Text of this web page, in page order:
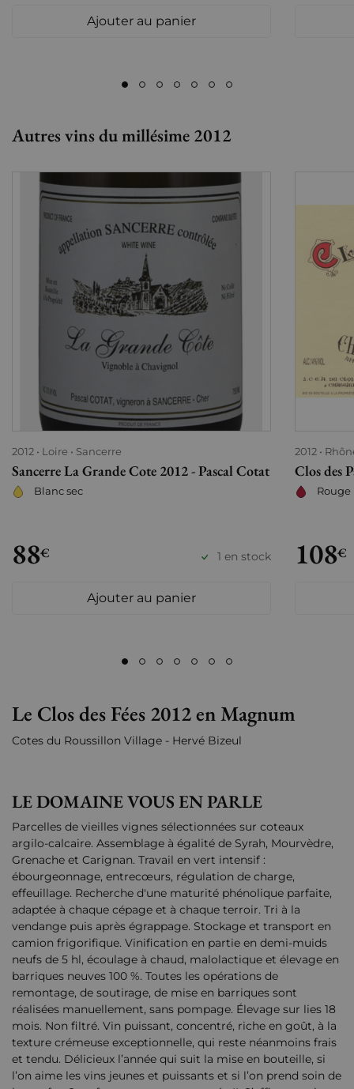
Ajouter au panier
Autres vins du millésime 2012
2012 Loire Sancerre
Sancerre La Grande Cote 2012 - Pascal Cotat
Blanc sec
88€ 1 en stock
Ajouter au panier
2012
Clos des
Rouge
108€
Le Clos des Fées 2012 en Magnum
Cotes du Roussillon Village - Hervé Bizeul
LE DOMAINE VOUS EN PARLE
Parcelles de vieilles vignes sélectionnées sur coteaux
argilo-calcaire. Assemblage à égalité de Syrah, Mourvèdre,
Grenache et Carignan. Travail en vert intensif :
ébourgeonnage, entrecœurs, régulation de charge,
effeuillage. Recherche d'une maturité phénolique parfaite,
adaptée à chaque cépage et à chaque terroir. Tri à la
vendange puis après égrappage. Stockage et transport en
camion frigorifique. Vinification en partie en demi-muids
neufs de 5 hl, écoulage à chaud, malolactique et élevage en
barriques neuves 100 %. Toutes les opérations de
remontage, de soutirage, de mise en barriques sont
réalisées manuellement, sans pompage. Élevage sur lies 18
mois. Non filtré. Vin puissant, concentré, riche en goût, à la
texture crémeuse exceptionnelle, qui reste néanmoins frais
et tendu. Délicieux l’année qui suit la mise en bouteille, si
l’on aime les vins jeunes et puissants et si l’on prend soin de